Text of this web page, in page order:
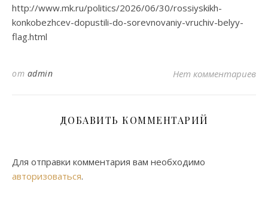
http://www.mk.ru/politics/2026/06/30/rossiyskikh-
konkobezhcev-dopustili-do-sorevnovaniy-vruchiv-belyy-
flag.html
от admin Нет комментариев
ДОБАВИТЬ КОММЕНТАРИЙ
Для отправки комментария вам необходимо
авторизоваться.